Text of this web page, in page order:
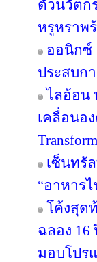
ตัวนวัตก
หรูหราพ
ออนิกซ์
ประสบก
ไลอ้อน
เคลื่อนอ
เซ็นทรั
“อาหาร
โค้งสุด
ฉลอง
มอบโปร